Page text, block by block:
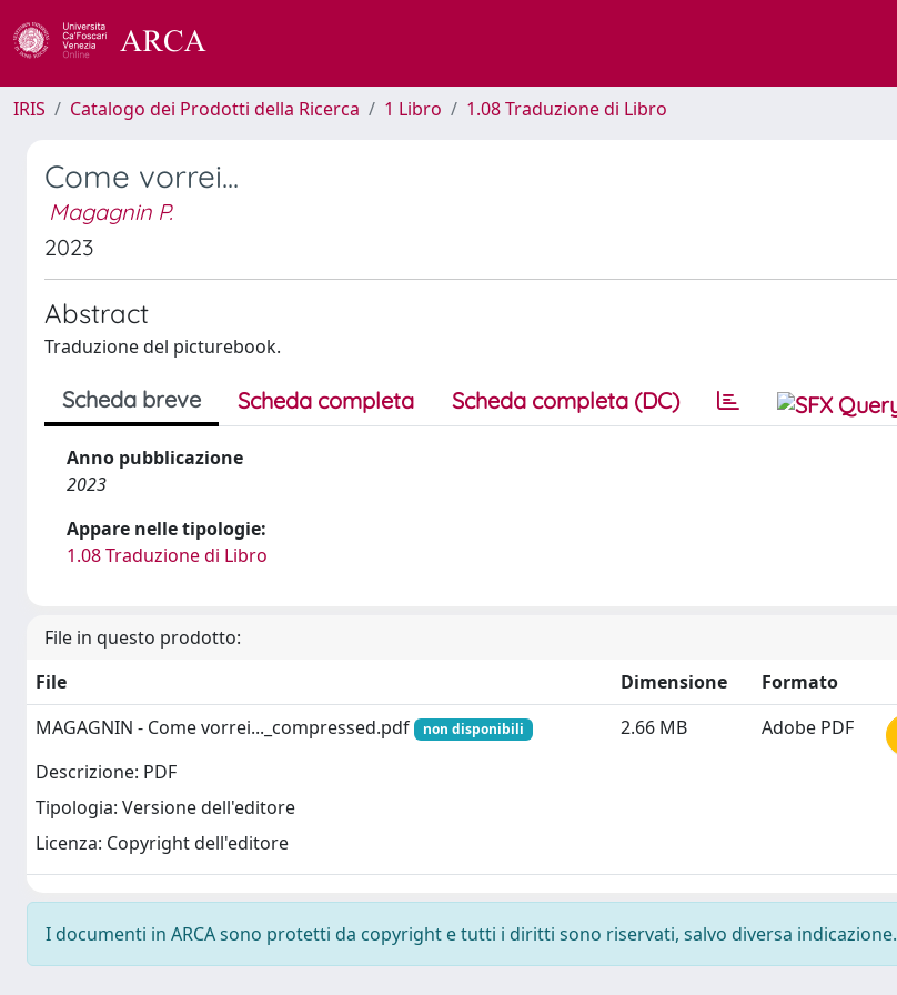
IRIS Catalogo dei Prodotti della Ricerca 1 Libro 1.08 Traduzione di Libro
Come vorrei...
Magagnin P.
2023
Abstract
Traduzione del picturebook.
Scheda breve Scheda completa Scheda completa (DC)
Anno pubblicazione
2023
Appare nelle tipologie:
1.08 Traduzione di Libro
File in questo prodotto:
File
Dimensione
Formato
MAGAGNIN - Come vorrei..._compressed.pdf
non disponibili
Descrizione: PDF
Tipologia: Versione dell'editore
Licenza: Copyright dell'editore
2.66 MB Adobe PDF
I documenti in ARCA sono protetti da copyright e tutti i diritti sono riservati, salvo diversa indicazione.